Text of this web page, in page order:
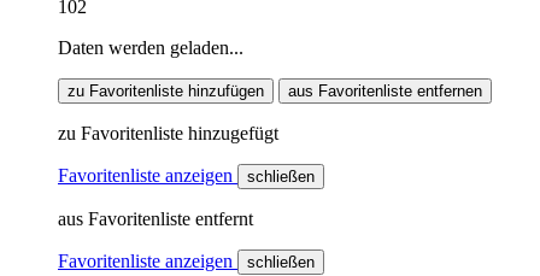
102
Daten werden geladen...
zu Favoritenliste hinzufügen aus Favoritenliste entfernen
zu Favoritenliste hinzugefügt
Favoritenliste anzeigen schließen
aus Favoritenliste entfernt
Favoritenliste anzeigen schließen